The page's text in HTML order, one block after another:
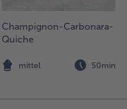
Champignon-Carbonara-
Quiche
mittel 50min